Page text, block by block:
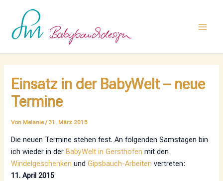
springen
Einsatz in der BabyWelt – neue
Termine
Von Melanie/31. März 2015
Die neuen Termine stehen fest. An folgenden Samstagen bin
ich wieder in der BabyWelt in Gersthofen mit den
Windelgeschenken undGipsbauch-Arbeiten vertreten:
11. April 2015
navigation